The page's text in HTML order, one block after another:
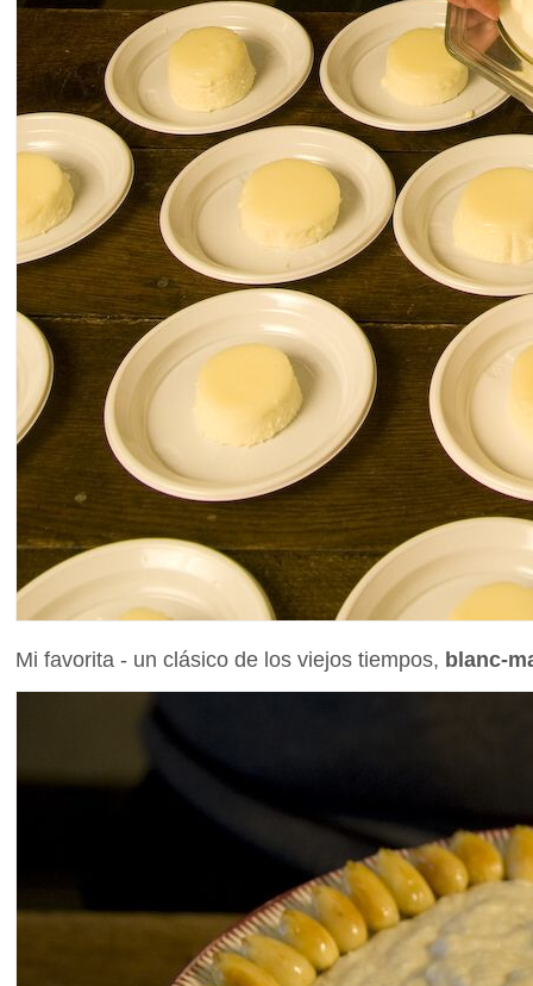
Mi favorita - un clásico de los viejos tiempos, blanc-